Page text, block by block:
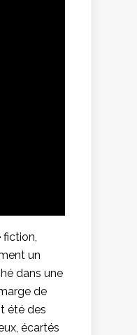
un
dans une
de
été des
écartés